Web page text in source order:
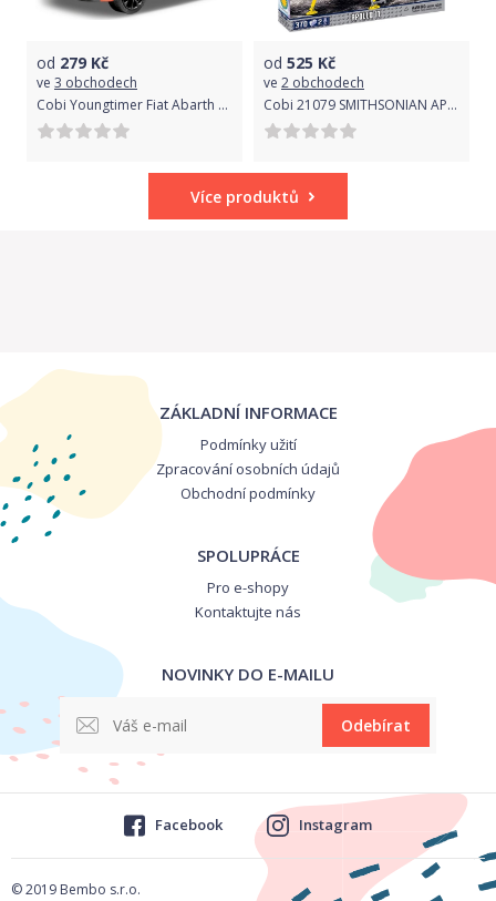
od 279 Kč
ve 3 obchodech
Cobi Youngtimer Fiat Abarth 595
od 525 Kč
ve 2 obchodech
Cobi 21079 SMITHSONIAN APOLLO 11 (50.VYROCI) 370 k, 2 F
Více produktů
ZÁKLADNÍ INFORMACE
Podmínky užití
Zpracování osobních údajů
Obchodní podmínky
SPOLUPRÁCE
Pro e-shopy
Kontaktujte nás
NOVINKY DO E-MAILU
Odebírat
© 2019 Bembo s.r.o.
Facebook Instagram